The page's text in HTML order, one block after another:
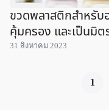
ขวดพลาสติกสำหรับ
คุ้มครอง และเป็นมิ
31 สิงหาคม 2023
1